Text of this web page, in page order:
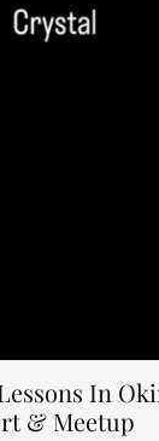
In
& Meetup